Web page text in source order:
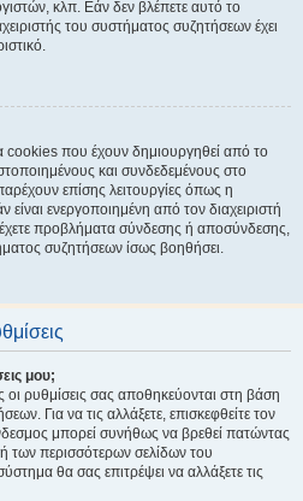
κλπ. Εάν δεν βλέπετε αυτό το
του συστήματος συζητήσεων έχει
cookies που έχουν δημιουργηθεί από το
και συνδεδεμένους στο
επίσης λειτουργίες όπως η
ενεργοποιημένη από τον διαχειριστή
προβλήματα σύνδεσης ή αποσύνδεσης,
συζητήσεων ίσως βοηθήσει.
μου;
οι ρυθμίσεις σας αποθηκεύονται στη βάση
Για να τις αλλάξετε, επισκεφθείτε τον
μπορεί συνήθως να βρεθεί πατώντας
των περισσότερων σελίδων του
θα σας επιτρέψει να αλλάξετε τις